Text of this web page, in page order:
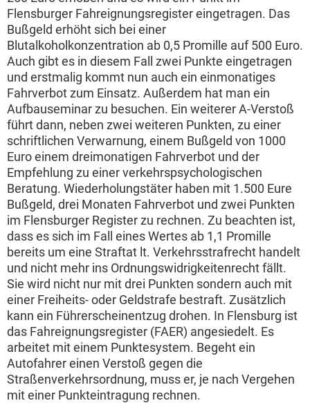
Flensburger Fahreignungsregister eingetragen. Das
Bußgeld erhöht sich bei einer
Blutalkoholkonzentration ab 0,5 Promille auf 500 Euro.
Auch gibt es in diesem Fall zwei Punkte eingetragen
und erstmalig kommt nun auch ein einmonatiges
Fahrverbot zum Einsatz. Außerdem hat man ein
Aufbauseminar zu besuchen. Ein weiterer A-Verstoß
führt dann, neben zwei weiteren Punkten, zu einer
schriftlichen Verwarnung, einem Bußgeld von 1000
Euro einem dreimonatigen Fahrverbot und der
Empfehlung zu einer verkehrspsychologischen
Beratung. Wiederholungstäter haben mit 1.500 Eure
Bußgeld, drei Monaten Fahrverbot und zwei Punkten
im Flensburger Register zu rechnen. Zu beachten ist,
dass es sich im Fall eines Wertes ab 1,1 Promille
bereits um eine Straftat lt. Verkehrsstrafrecht handelt
und nicht mehr ins Ordnungswidrigkeitenrecht fällt.
Sie wird nicht nur mit drei Punkten sondern auch mit
einer Freiheits- oder Geldstrafe bestraft. Zusätzlich
kann ein Führerscheinentzug drohen. In Flensburg ist
das Fahreignungsregister (FAER) angesiedelt. Es
arbeitet mit einem Punktesystem. Begeht ein
Autofahrer einen Verstoß gegen die
Straßenverkehrsordnung, muss er, je nach Vergehen
mit einer Punkteintragung rechnen.